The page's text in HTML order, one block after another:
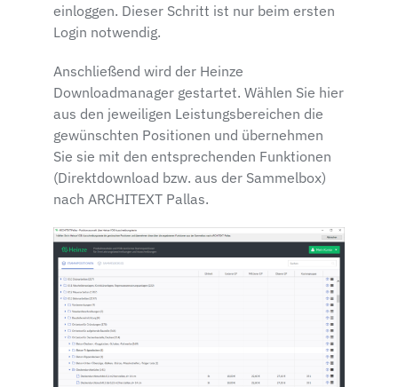
einloggen. Dieser Schritt ist nur beim ersten
Login notwendig.
Anschließend wird der Heinze
Downloadmanager gestartet. Wählen Sie hier
aus den jeweiligen Leistungsbereichen die
gewünschten Positionen und übernehmen
Sie sie mit den entsprechenden Funktionen
(Direktdownload bzw. aus der Sammelbox)
nach ARCHITEXT Pallas.